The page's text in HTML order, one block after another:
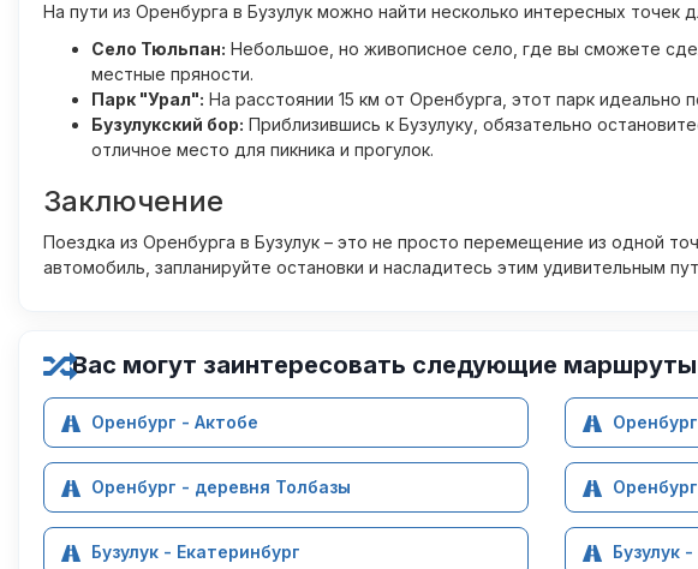
На пути из Оренбурга в Бузулук можно найти несколько интересных точек
Село Тюльпан: Небольшое, но живописное село, где вы сможете
местные пряности.
Парк "Урал": На расстоянии 15 км от Оренбурга, этот парк
Бузулукский бор: Приблизившись к Бузулуку, обязательно
отличное место для пикника и прогулок.
Заключение
Поездка из Оренбурга в Бузулук – это не просто перемещение из одной
автомобиль, запланируйте остановки и насладитесь этим удивительным
Вас могут заинтересовать следующие
Оренбург - Актобе
Оренбург - деревня Толбазы
Бузулук - Екатеринбург Бузулук